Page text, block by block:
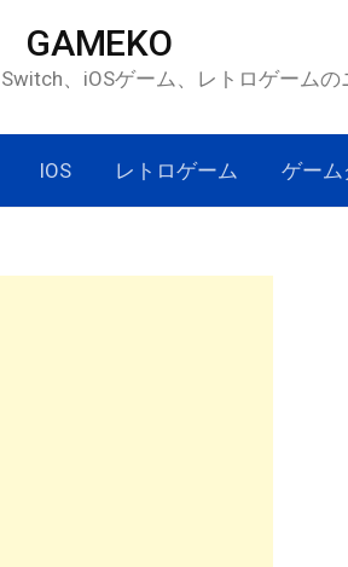
GAMEKO
、iOSゲーム、レトロゲーム
IOS レトロゲーム ゲー